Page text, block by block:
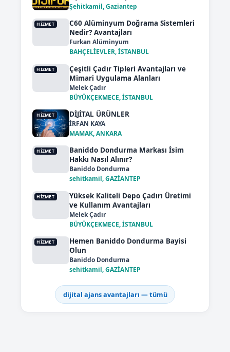
Şehitkamil, Gaziantep
HIZMET
C60 Alüminyum Doğrama Sistemleri
Nedir? Avantajları
Furkan Alüminyum
BAHÇELİEVLER, İSTANBUL
HIZMET
Çeşitli Çadır Tipleri Avantajları ve
Mimari Uygulama Alanları
Melek Çadır
BÜYÜKÇEKMECE, İSTANBUL
HIZMET DİJİTAL ÜRÜNLER
İRFAN KAYA
MAMAK, ANKARA
HIZMET
Baniddo Dondurma Markası İsim
Hakkı Nasıl Alınır?
Baniddo Dondurma
sehitkamil, GAZİANTEP
HIZMET
Yüksek Kaliteli Depo Çadırı Üretimi
ve Kullanım Avantajları
Melek Çadır
BÜYÜKÇEKMECE, İSTANBUL
HIZMET
Hemen Baniddo Dondurma Bayisi
Olun
Baniddo Dondurma
sehitkamil, GAZİANTEP
dijital ajans avantajları — tümü